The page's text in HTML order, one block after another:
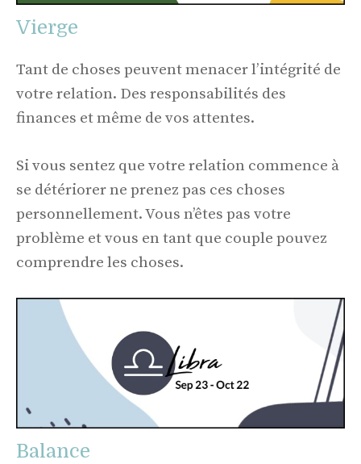
Vierge
Tant de choses peuvent menacer l’intégrité de
votre relation. Des responsabilités des
finances et même de vos attentes.
Si vous sentez que votre relation commence à
se détériorer ne prenez pas ces choses
personnellement. Vous n’êtes pas votre
problème et vous en tant que couple pouvez
comprendre les choses.
Balance